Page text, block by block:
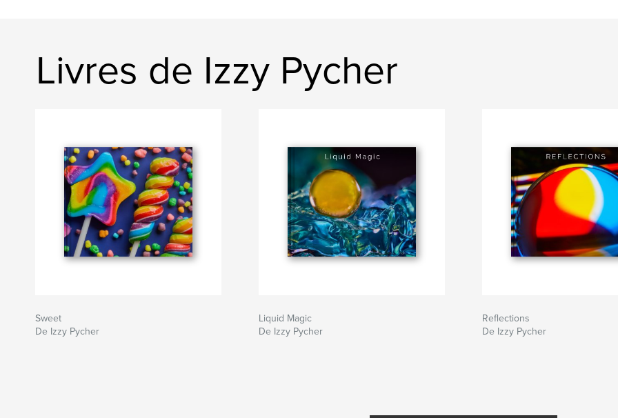
Livres de Izzy Pycher
Sweet
De Izzy Pycher
Liquid Magic
De Izzy Pycher
Reflections
De Izzy Pycher